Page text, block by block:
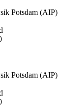
Potsdam (AIP)
Potsdam (AIP)